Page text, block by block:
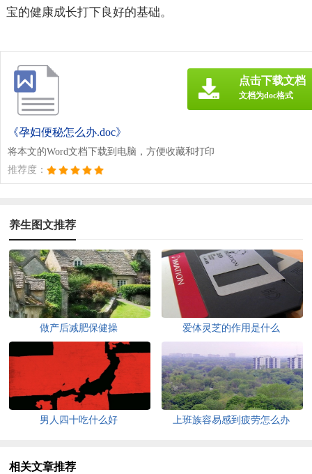
宝的健康成长打下良好的基础。
《孕妇便秘怎么办.doc》
将本文的Word文档下载到电脑，方便收藏和打印
推荐度：
点击下载文档
文档为doc格式
养生图文推荐
做产后减肥保健操 爱体灵芝的作用是什么
男人四十吃什么好 上班族容易感到疲劳怎么办
相关文章推荐